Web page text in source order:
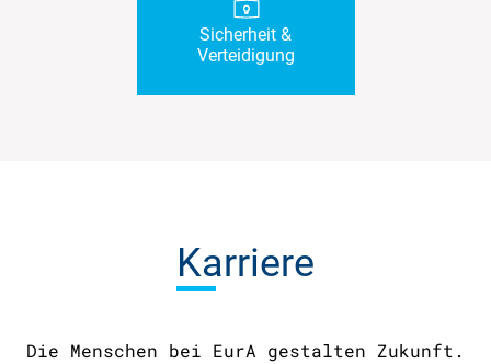
Sicherheit &
Verteidigung
Karriere
Die Menschen bei EurA gestalten Zukunft.